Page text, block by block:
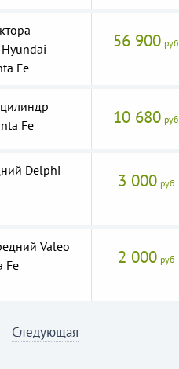
Fe
56 900 руб
Fe
10 680 руб
Delphi
3 000 руб
Valeo
Fe
2 000 руб
Следующая